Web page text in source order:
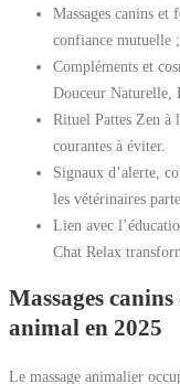
Massages canins
confiance mutuelle
Compléments et
Douceur Naturelle,
Rituel Pattes Zen à
courantes à éviter.
Signaux d’alerte,
les vétérinaires
Lien avec
Chat Relax
Massages
animal en 2025
Le massage animalier